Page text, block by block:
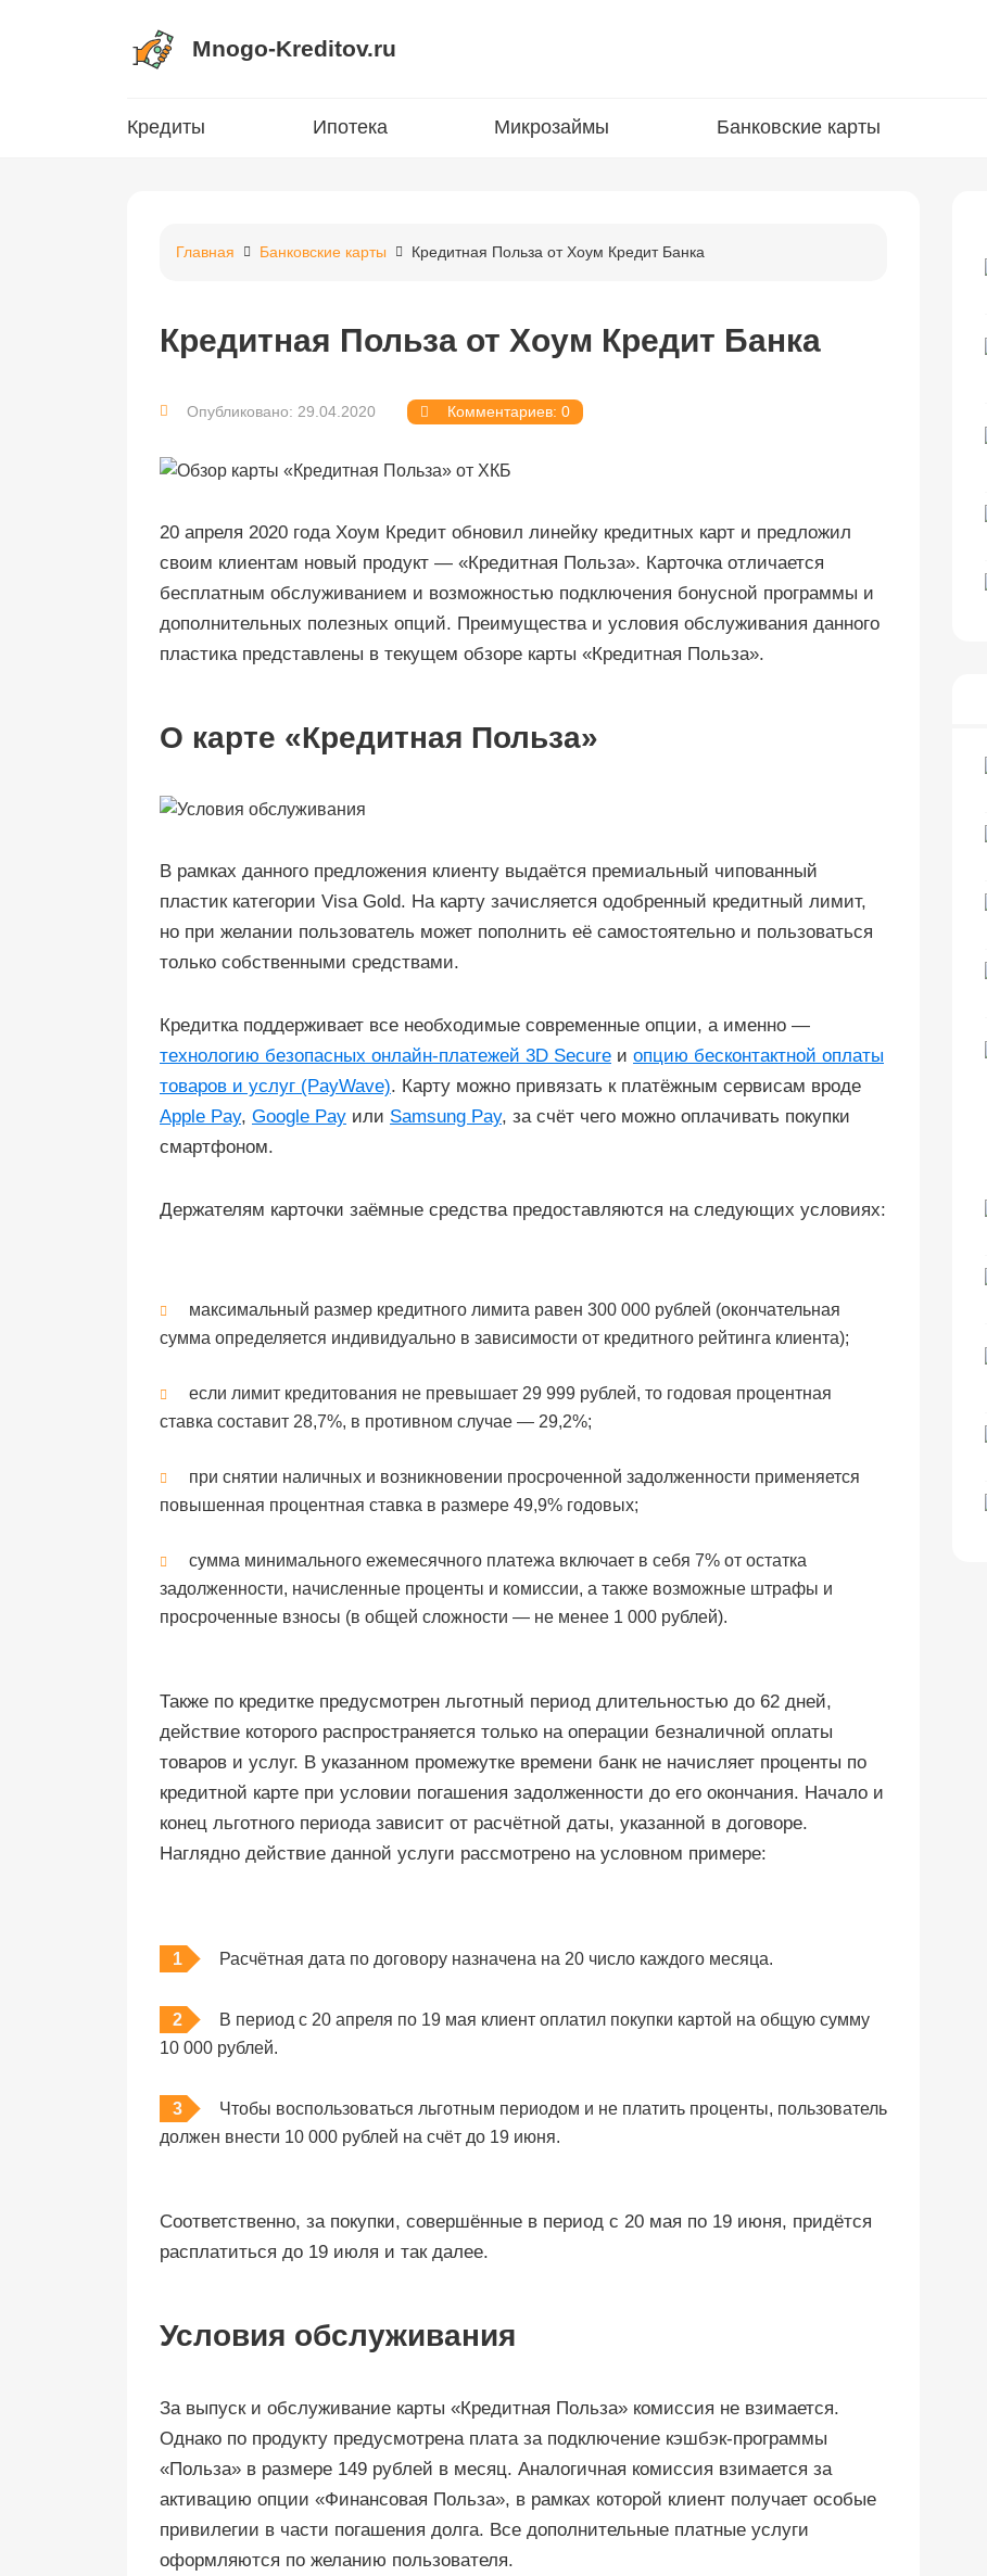
Mnogo-Kreditov.ru
Кредиты Ипотека Микрозаймы Банковские карты
Главная Банковские карты Кредитная Польза от Хоум Кредит Банка
Кредитная Польза от Хоум Кредит Банка
Опубликовано: 29.04.2020 Комментариев: 0
20 апреля 2020 года Хоум Кредит обновил линейку кредитных карт и предложил
своим клиентам новый продукт — «Кредитная Польза». Карточка отличается
бесплатным обслуживанием и возможностью подключения бонусной программы и
дополнительных полезных опций. Преимущества и условия обслуживания данного
пластика представлены в текущем обзоре карты «Кредитная Польза».
О карте «Кредитная Польза»
В рамках данного предложения клиенту выдаётся премиальный чипованный
пластик категории Visa Gold. На карту зачисляется одобренный кредитный лимит,
но при желании пользователь может пополнить её самостоятельно и пользоваться
только собственными средствами.
Кредитка поддерживает все необходимые современные опции, а именно —
технологию безопасных онлайн-платежей 3D Secure и опцию бесконтактной оплаты
товаров и услуг (PayWave). Карту можно привязать к платёжным сервисам вроде
Apple Pay, Google Pay или Samsung Pay, за счёт чего можно оплачивать покупки
смартфоном.
Держателям карточки заёмные средства предоставляются на следующих условиях:
максимальный размер кредитного лимита равен 300 000 рублей (окончательная
сумма определяется индивидуально в зависимости от кредитного рейтинга клиента);
если лимит кредитования не превышает 29 999 рублей, то годовая процентная
ставка составит 28,7%, в противном случае — 29,2%;
при снятии наличных и возникновении просроченной задолженности применяется
повышенная процентная ставка в размере 49,9% годовых;
сумма минимального ежемесячного платежа включает в себя 7% от остатка
задолженности, начисленные проценты и комиссии, а также возможные штрафы и
просроченные взносы (в общей сложности — не менее 1 000 рублей).
Также по кредитке предусмотрен льготный период длительностью до 62 дней,
действие которого распространяется только на операции безналичной оплаты
товаров и услуг. В указанном промежутке времени банк не начисляет проценты по
кредитной карте при условии погашения задолженности до его окончания. Начало и
конец льготного периода зависит от расчётной даты, указанной в договоре.
Наглядно действие данной услуги рассмотрено на условном примере:
Расчётная дата по договору назначена на 20 число каждого месяца.
В период с 20 апреля по 19 мая клиент оплатил покупки картой на общую сумму
10 000 рублей.
Чтобы воспользоваться льготным периодом и не платить проценты, пользователь
должен внести 10 000 рублей на счёт до 19 июня.
Соответственно, за покупки, совершённые в период с 20 мая по 19 июня, придётся
расплатиться до 19 июля и так далее.
Условия обслуживания
За выпуск и обслуживание карты «Кредитная Польза» комиссия не взимается.
Однако по продукту предусмотрена плата за подключение кэшбэк-программы
«Польза» в размере 149 рублей в месяц. Аналогичная комиссия взимается за
активацию опции «Финансовая Польза», в рамках которой клиент получает особые
привилегии в части погашения долга. Все дополнительные платные услуги
оформляются по желанию пользователя.